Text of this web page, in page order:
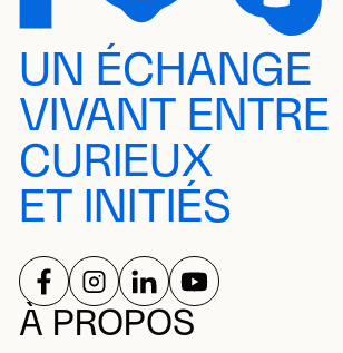
UN ÉCHANGE
VIVANT ENTRE
CURIEUX
ET INITIÉS
À PROPOS
RÉSEAUX
SUIVEZ-NOUS SUR
SUIVEZ-NOUS SUR
SUIVEZ-NOUS SUR
SUIVEZ-NOUS